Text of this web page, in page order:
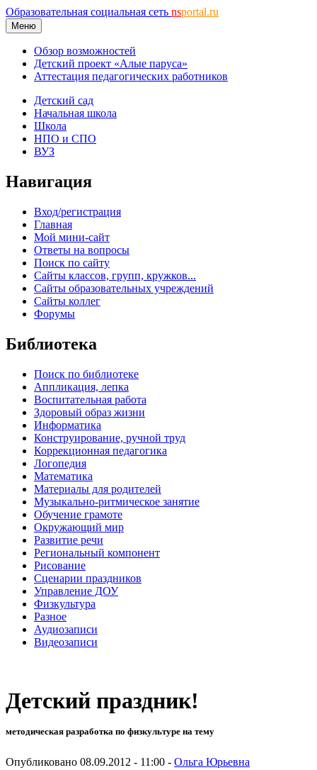
Образовательная социальная сеть nsportal.ru
Меню
Обзор возможностей
Детский проект «Алые паруса»
Аттестация педагогических работников
Детский сад
Начальная школа
Школа
НПО и СПО
ВУЗ
Навигация
Вход/регистрация
Главная
Мой мини-сайт
Ответы на вопросы
Поиск по сайту
Сайты классов, групп, кружков...
Сайты образовательных учреждений
Сайты коллег
Форумы
Библиотека
Поиск по библиотеке
Аппликация, лепка
Воспитательная работа
Здоровый образ жизни
Информатика
Конструирование, ручной труд
Коррекционная педагогика
Логопедия
Математика
Материалы для родителей
Музыкально-ритмическое занятие
Обучение грамоте
Окружающий мир
Развитие речи
Региональный компонент
Рисование
Сценарии праздников
Управление ДОУ
Физкультура
Разное
Аудиозаписи
Видеозаписи
Детский праздник!
методическая разработка по физкультуре на тему
Опубликовано 08.09.2012 - 11:00 - Ольга Юрьевна